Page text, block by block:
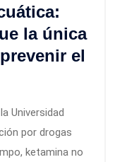
la única
el
Universidad
por drogas
ketamina no